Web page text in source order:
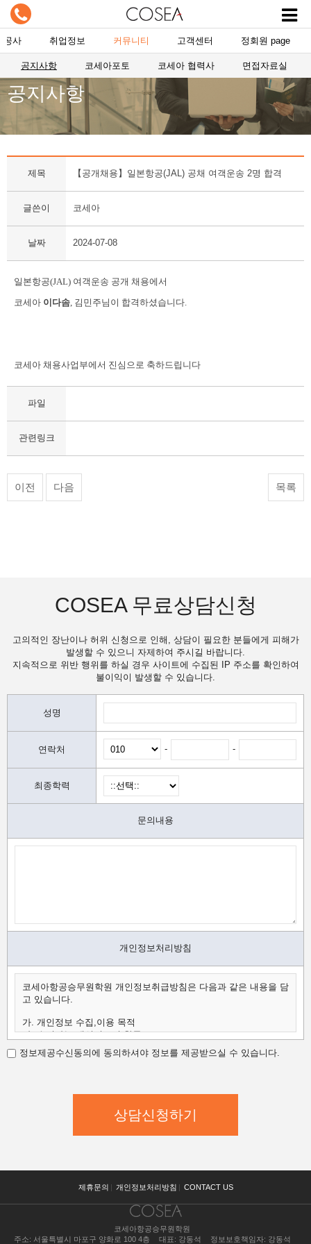
공사 취업정보 커뮤니티 고객센터 정회원 page
공지사항 코세아포토 코세아 협력사 면접자료실
공지사항
제목 【공개채용】일본항공(JAL) 공채 여객운송 2명 합격
글쓴이 코세아
날짜 2024-07-08
일본항공(JAL) 여객운송 공개 채용에서
코세아 이다솜, 김민주님 이 합격하셨습니다. ​
코세아 채용사업부에서 진심으로 축하드립니다
파일
관련링크
이전 다음 목록
COSEA 무료상담신청
고의적인 장난이나 허위 신청으로 인해, 상담이 필요한 분들에게 피해가
발생할 수 있으니 자제하여 주시길 바랍니다.
지속적으로 위반 행위를 하실 경우 사이트에 수집된 IP 주소를 확인하여
불이익이 발생할 수 있습니다.
성명
연락처 - -
최종학력
문의내용
개인정보처리방침
코세아항공승무원학원 개인정보취급방침은 다음과 같은 내용을 담
고 있습니다.
가. 개인정보 수집,이용 목적
나. 수집하는 개인정보의 항목
다. 개인정보의 보유 및 이용 기간
가.개인정보 수집,이용 목적
코세아항공승무원학원은 다음과 같은 방법으로 개인정보를 수집합
- 홈페이지 내 상담신청(입학문의, 상담신청)
- 과정문의에 대한 학과담당자들의 전화 및 이메일 상담
나.수집하는 개인정보의 항목
코세아항공승무원학원은 고객님의 온라인상담(입학문의, 상담신
개인정보를 아래와 같이 수집하고 있습니다.
- 이름, 핸드폰, 이메일, 직업, 나이 기록
정보제공수신동의에 동의하셔야 정보를 제공받으실 수 있습니다.
제휴문의 | 개인정보처리방침 | CONTACT US
코세아항공승무원학원
주소: 서울특별시 마포구 양화로 100 4층
대표: 강동석 정보보호책임자: 강동석